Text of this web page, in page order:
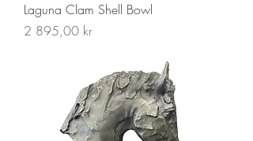
Laguna Clam Shell Bowl
Pris
2 895,00 kr